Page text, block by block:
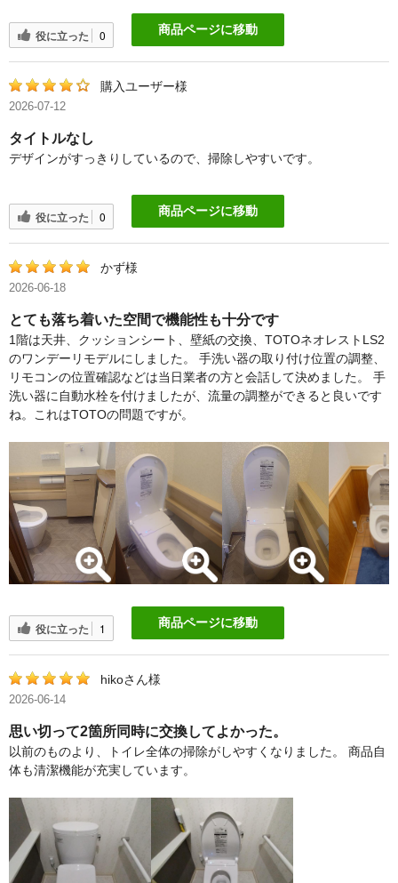
役に立った 0 商品ページに移動
購入ユーザー様
2026-07-12
タイトルなし
デザインがすっきりしているので、掃除しやすいです。
役に立った 0 商品ページに移動
かず様
2026-06-18
とても落ち着いた空間で機能性も十分です
1階は天井、クッションシート、壁紙の交換、TOTOネオレストLS2
のワンデーリモデルにしました。 手洗い器の取り付け位置の調整、
リモコンの位置確認などは当日業者の方と会話して決めました。 手
洗い器に自動水栓を付けましたが、流量の調整ができると良いです
ね。これはTOTOの問題ですが。
役に立った 1 商品ページに移動
hikoさん様
2026-06-14
思い切って2箇所同時に交換してよかった。
以前のものより、トイレ全体の掃除がしやすくなりました。 商品自
体も清潔機能が充実しています。